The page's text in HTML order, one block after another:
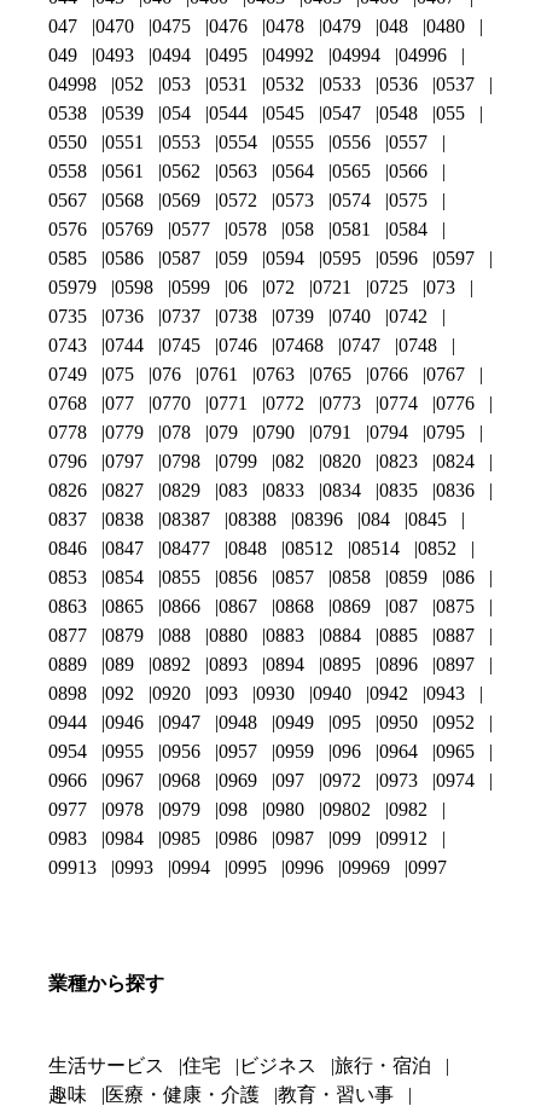
047
0470 0475 0476 0478 0479 048
0480
049
0493 0494 0495 04992 04994
04996
04998
052 053 0531 0532 0533 0536
0537
0538
0539 054 0544 0545 0547 0548
055
0550
0551 0553 0554 0555 0556
0557
0558
0561 0562 0563 0564 0565
0566
0567
0568 0569 0572 0573 0574
0575
0576
05769 0577 0578 058 0581
0584
0585
0586 0587 059 0594 0595 0596
0597
05979
0598 0599 06 072 0721 0725
073
0735
0736 0737 0738 0739 0740
0742
0743
0744 0745 0746 07468 0747
0748
0749
075 076 0761 0763 0765 0766
0767
0768
077 0770 0771 0772 0773 0774
0776
0778
0779 078 079 0790 0791 0794
0795
0796
0797 0798 0799 082 0820 0823
0824
0826
0827 0829 083 0833 0834 0835
0836
0837
0838 08387 08388 08396 084
0845
0846
0847 08477 0848 08512 08514
0852
0853
0854 0855 0856 0857 0858 0859
086
0863
0865 0866 0867 0868 0869 087
0875
0877
0879 088 0880 0883 0884 0885
0887
0889
089 0892 0893 0894 0895 0896
0897
0898
092 0920 093 0930 0940 0942
0943
0944
0946 0947 0948 0949 095 0950
0952
0954
0955 0956 0957 0959 096 0964
0965
0966
0967 0968 0969 097 0972 0973
0974
0977
0978 0979 098 0980 09802
0982
0983
0984 0985 0986 0987 099
09912
09913
0993 0994 0995 0996 09969 0997
業種から探す
生活サービス 住宅 ビジネス
旅行・宿泊
趣味
医療・健康・介護
教育・習い事